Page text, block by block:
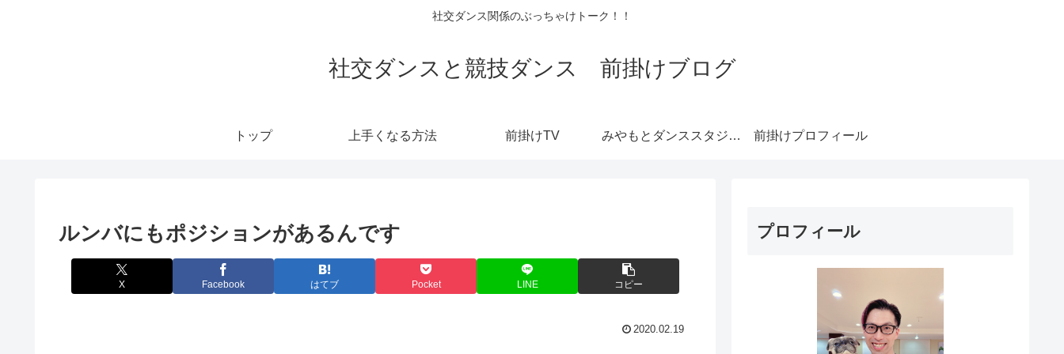
社交ダンス関係のぶっちゃけトーク！！
社交ダンスと競技ダンス 前掛けブログ
トップ 上手くなる方法 前掛けTV みやもとダンススタジオ札幌 前掛けプロフィール
ルンバにもポジションがあるんです
X Facebook はてブ Pocket LINE コピー
2020.02.19
プロフィール